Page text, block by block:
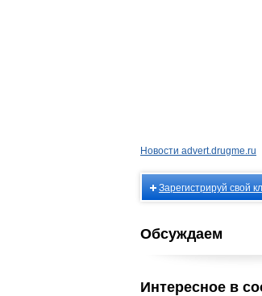
Новости advert.drugme.ru
Зарегистрируй свой
Обсуждаем
Интересное в